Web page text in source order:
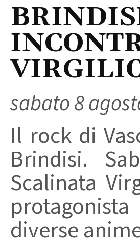
sabato 8
Il rock di
Brindisi.
Scalinata
diverse